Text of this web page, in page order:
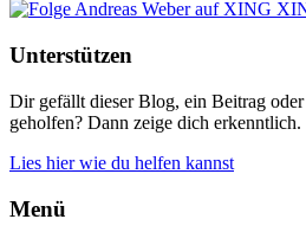
Unterstützen
Dir gefällt dieser Blog, ein Beitrag
geholfen? Dann zeige dich erkenntlich.
Lies hier wie du helfen kannst
Menü